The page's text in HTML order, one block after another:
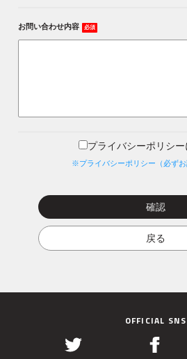
お問い合わせ内容 必須
プライバシーポリシー
※プライバシーポリシー（必ずお
OFFICIAL SNS